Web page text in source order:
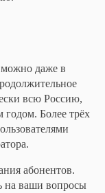
даже в
всю Россию,
Более трёх
абонентов.
на ваши вопросы